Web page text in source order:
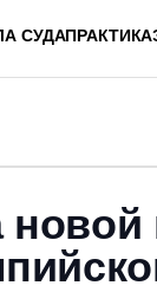
СУДАПРАКТИКА
новой